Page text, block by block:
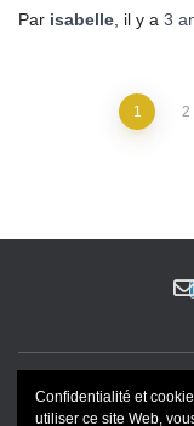
Par isabelle , il y a 3
1 2
ACCUEIL
Confidentialité et
utiliser ce site Web,